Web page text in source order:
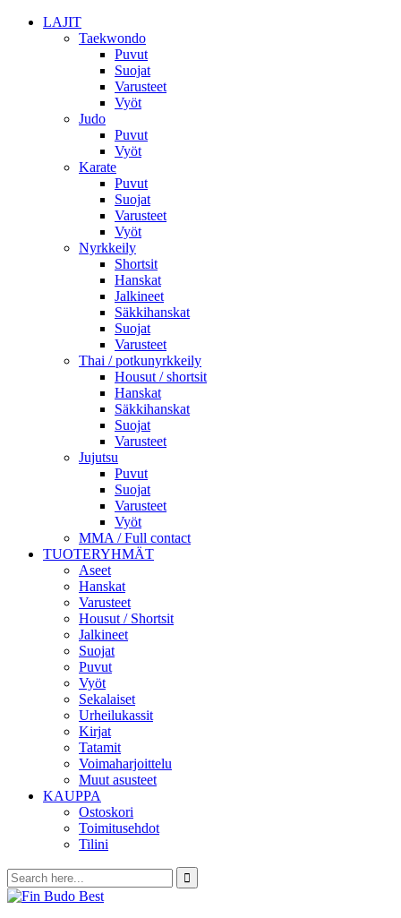
LAJIT
Taekwondo
Puvut
Suojat
Varusteet
Vyöt
Judo
Puvut
Vyöt
Karate
Puvut
Suojat
Varusteet
Vyöt
Nyrkkeily
Shortsit
Hanskat
Jalkineet
Säkkihanskat
Suojat
Varusteet
Thai / potkunyrkkeily
Housut / shortsit
Hanskat
Säkkihanskat
Suojat
Varusteet
Jujutsu
Puvut
Suojat
Varusteet
Vyöt
MMA / Full contact
TUOTERYHMÄT
Aseet
Hanskat
Varusteet
Housut / Shortsit
Jalkineet
Suojat
Puvut
Vyöt
Sekalaiset
Urheilukassit
Kirjat
Tatamit
Voimaharjoittelu
Muut asusteet
KAUPPA
Ostoskori
Toimitusehdot
Tilini